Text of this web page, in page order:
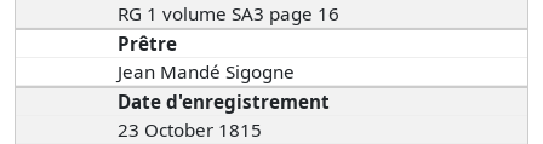
RG 1 volume SA3 page 16
Prêtre
Jean Mandé Sigogne
Date d'enregistrement
23 October 1815